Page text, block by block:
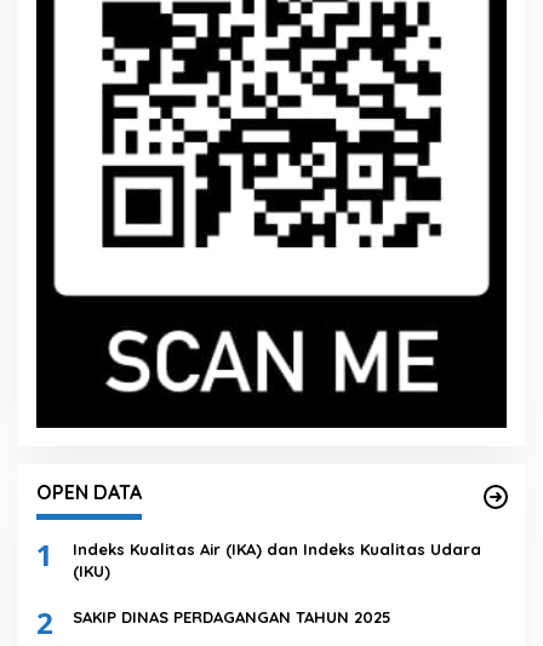
OPEN DATA
1
Indeks Kualitas Air (IKA) dan Indeks Kualitas Udara
(IKU)
2 SAKIP DINAS PERDAGANGAN TAHUN 2025